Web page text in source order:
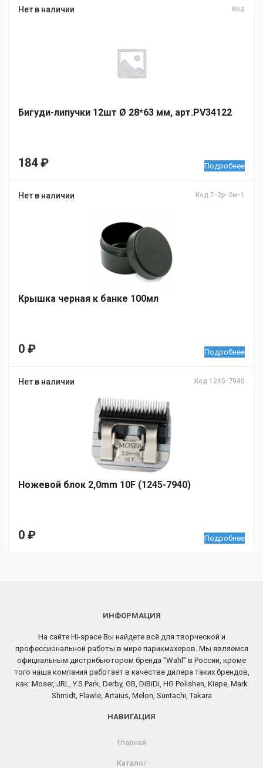
Нет в наличии Код
Бигуди-липучки 12шт Ø 28*63 мм, арт.PV34122
184₽ Подробнее
Нет в наличии Код Т-2р-2м-1
Крышка черная к банке 100мл
0 ₽ Подробнее
Нет в наличии Код 1245-7940
Ножевой блок 2,0mm 10F (1245-7940)
0 ₽ Подробнее
ИНФОРМАЦИЯ
На сайте Hi-space Вы найдете всё для творческой и
профессиональной работы в мире парикмахеров. Мы являемся
официальным дистрибьютором бренда “Wahl” в России, кроме
того наша компания работает в качестве дилера таких брендов,
как: Moser, JRL, Y.S.Park, Derby, GB, DiBiDi, HG Polishen, Kiepe, Mark
Shmidt, Flawle, Artaius, Melon, Suntachi, Takara
НАВИГАЦИЯ
Главная
Каталог